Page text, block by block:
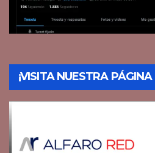
¡VISITA NUESTRA